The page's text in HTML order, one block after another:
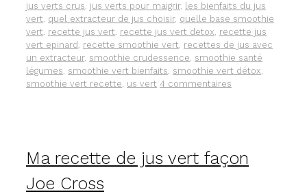
jus verts crus, jus verts pour maigrir, les bienfaits du jus
vert, quel extracteur de jus choisir, quelle base smoothie
vert, recette jus vert, recette jus vert detox, recette jus
vert epinard , recette smoothie vert, recettes de jus avec
un extracteur, smoothie crudessence, smoothie santé
légumes, smoothie vert bienfaits, smoothie vert détox,
smoothie vert recette, us vert 4 commentaires
Ma recette de jus vert façon
Joe Cross